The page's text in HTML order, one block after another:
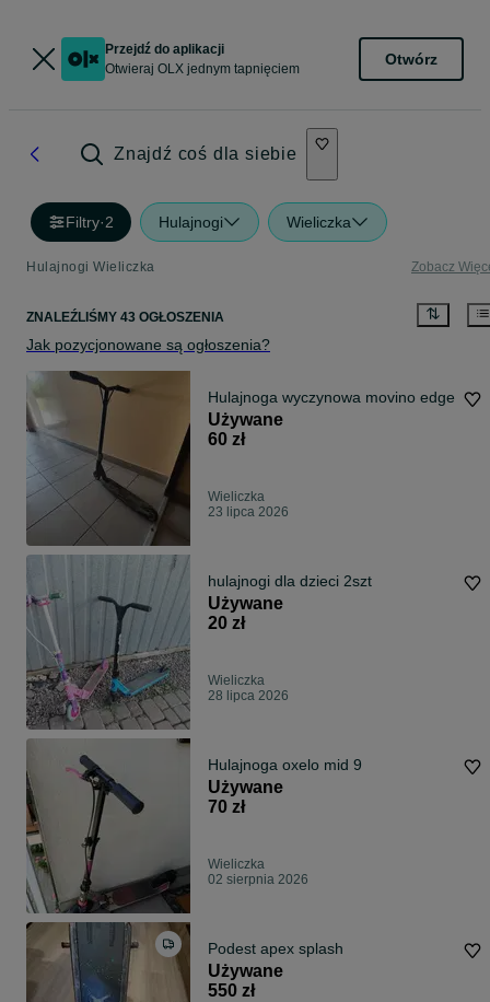
Przejdź do aplikacji
Otwieraj OLX jednym tapnięciem
Otwórz
Znajdź coś dla siebie
Filtry·2 Hulajnogi Wieliczka
Hulajnogi Wieliczka Zobacz
ZNALEŹLIŚMY 43 OGŁOSZENIA
Jak pozycjonowane są ogłoszenia?
Hulajnoga wyczynowa movino edge
Używane
60 zł
Wieliczka
23 lipca 2026
hulajnogi dla dzieci 2szt
Używane
20 zł
Wieliczka
28 lipca 2026
Hulajnoga oxelo mid 9
Używane
70 zł
Wieliczka
02 sierpnia 2026
Podest apex splash
Używane
550 zł